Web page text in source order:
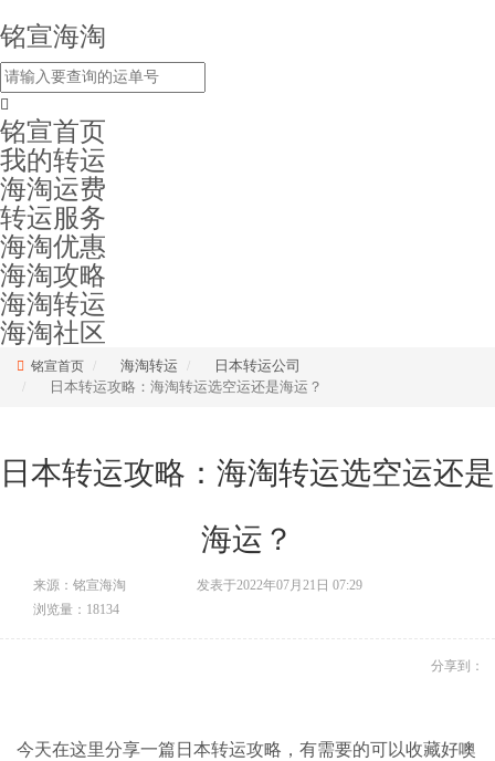
铭宣海淘
铭宣首页
我的转运
海淘运费
转运服务
海淘优惠
海淘攻略
海淘转运
海淘社区
铭宣首页 海淘转运
日本转运公司
日本转运攻略：海淘转运选空运还是海运？
日本转运攻略：海淘转运选空运还是
海运？
来源：铭宣海淘
发表于2022年07月21日 07:29
浏览量：18134
分享到：
今天在这里分享一篇日本转运攻略，有需要的可以收藏好噢